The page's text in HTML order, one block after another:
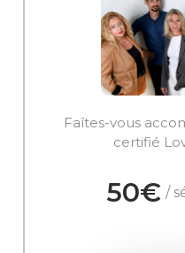
Faîtes-vous
certifié
50€ /